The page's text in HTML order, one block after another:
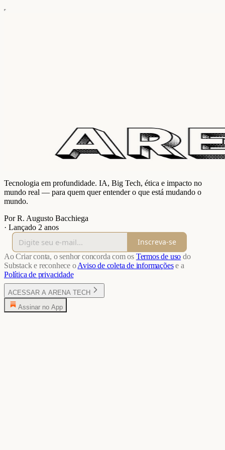
Tecnologia em profundidade. IA, Big Tech, ética e impacto no
mundo real — para quem quer entender o que está mudando o
mundo.
Por R. Augusto Bacchiega
· Lançado 2 anos
Inscreva-se
Ao Criar conta, o senhor concorda com os Termos de uso do
Substack e reconhece oAviso de coleta de informaçõese a
Política de privacidade
ACESSAR A ARENA TECH
Assinar no App